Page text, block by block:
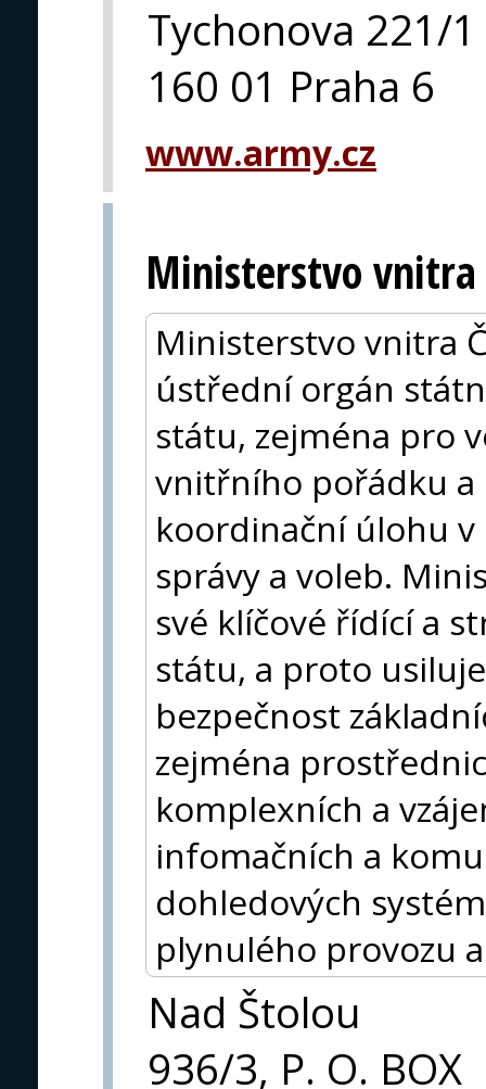
Tychonova 221/1
160 01 Praha 6
www.army.cz
Ministerstvo vnitra
Ministerstvo vnitra
ústřední orgán
státu, zejména pro
vnitřního pořádku a
koordinační úlohu
správy a voleb.
své klíčové řídící a
státu, a proto
bezpečnost
zejména
komplexních a
infomačních a
dohledových
plynulého provozu
Nad Štolou
936/3, P. O. BOX